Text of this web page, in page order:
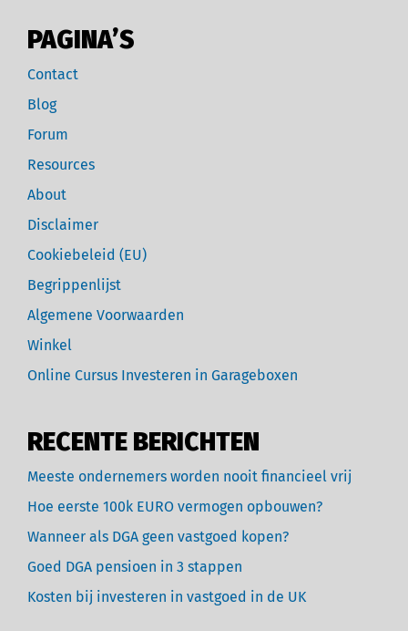
PAGINA’S
Contact
Blog
Forum
Resources
About
Disclaimer
Cookiebeleid (EU)
Begrippenlijst
Algemene Voorwaarden
Winkel
Online Cursus Investeren in Garageboxen
RECENTE BERICHTEN
Meeste ondernemers worden nooit financieel vrij
Hoe eerste 100k EURO vermogen opbouwen?
Wanneer als DGA geen vastgoed kopen?
Goed DGA pensioen in 3 stappen
Kosten bij investeren in vastgoed in de UK